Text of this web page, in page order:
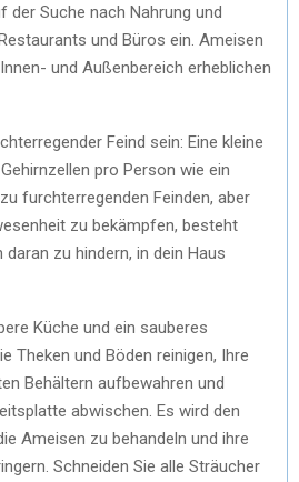
der Suche nach Nahrung und
und Büros ein. Ameisen
und Außenbereich erheblichen
Feind sein: Eine kleine
pro Person wie ein
furchterregenden Feinden, aber
zu bekämpfen, besteht
zu hindern, in dein Haus
Küche und ein sauberes
Theken und Böden reinigen, Ihre
Behältern aufbewahren und
abwischen. Es wird den
Ameisen zu behandeln und ihre
Schneiden Sie alle Sträucher